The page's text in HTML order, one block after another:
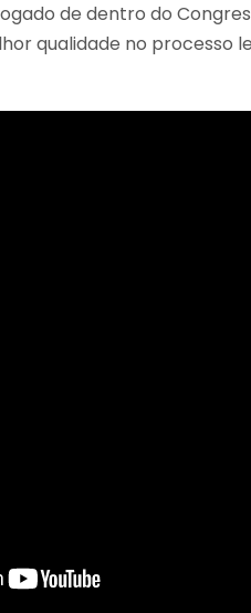
de dentro do
qualidade no processo